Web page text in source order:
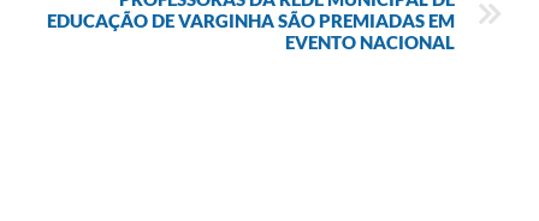
EDUCAÇÃO DE VARGINHA SÃO PREMIADAS EM
EVENTO NACIONAL